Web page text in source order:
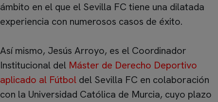
ámbito en el que el Sevilla FC tiene una dilatada
experiencia con numerosos casos de éxito.
Así mismo, Jesús Arroyo, es el Coordinador
Institucional del Máster de Derecho Deportivo
aplicado al Fútbol del Sevilla FC en colaboración
con la Universidad Católica de Murcia, cuyo plazo